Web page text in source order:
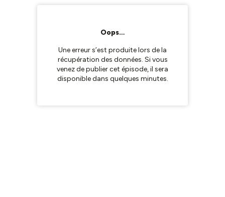
Oops…
Une erreur s’est produite lors de la
récupération des données. Si vous
venez de publier cet épisode, il sera
disponible dans quelques minutes.